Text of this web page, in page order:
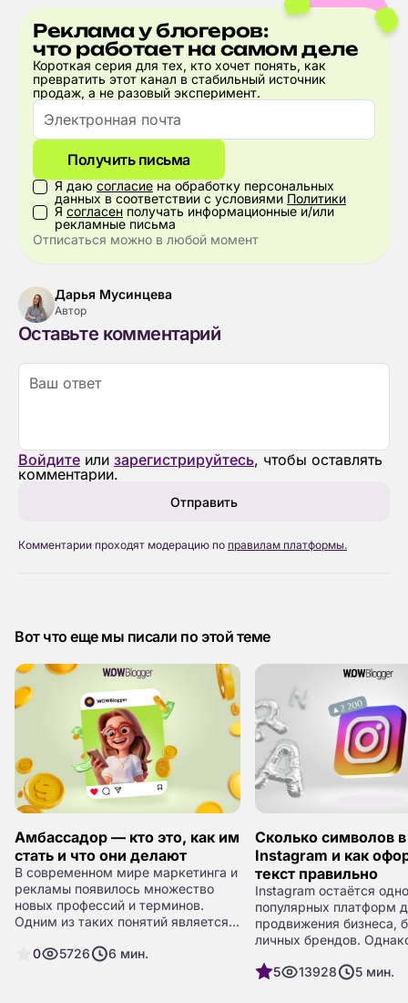
Реклама у блогеров:
что работает на самом деле
Короткая серия для тех, кто хочет понять, как
превратить этот канал в стабильный источник
продаж, а не разовый эксперимент.
Получить письма
Я даю согласие на обработку персональных
данных в соответствии с условиями Политики
Я согласен получать информационные и/или
рекламные письма
Отписаться можно в любой момент
Дарья Мусинцева
Автор
Оставьте комментарий
Войдите или зарегистрируйтесь, чтобы оставлять
комментарии.
Отправить
Комментарии проходят модерацию по правилам платформы.
Вот что еще мы писали по этой теме
Амбассадор — кто это, как им
стать и что они делают
В современном мире маркетинга и
рекламы появилось множество
новых профессий и терминов.
Одним из таких понятий является
слышали это слово, но не до конца
0 5726 6 мин.
Сколько символов
Instagram и как
текст правильно
Instagram остаётся
популярных платформ
продвижения бизнеса,
личных брендов.
ограничения
5 13928 5 мин.